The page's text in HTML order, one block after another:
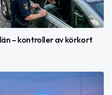
– kontroller av körkort